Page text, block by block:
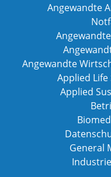
Angewandte
Angewandte
Applied Life
Applied
General